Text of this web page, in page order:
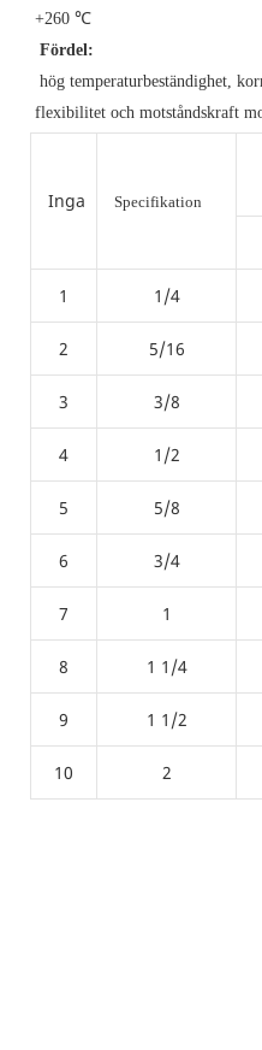
+260 ℃
Fördel:
hög temperaturbeständighet,
flexibilitet och motståndskraft
Inga Specifikation
1 1/4
2 5/16
3 3/8
4 1/2
5 5/8
6 3/4
7 1
8 1 1/4
9 1 1/2
10 2